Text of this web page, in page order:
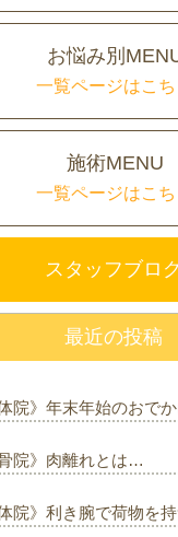
お悩み別
一覧ページはこち
施術MENU
一覧ページはこち
スタッフブロ
最近の投稿
院》年末年始のおで
院》肉離れとは…
院》利き腕で荷物を